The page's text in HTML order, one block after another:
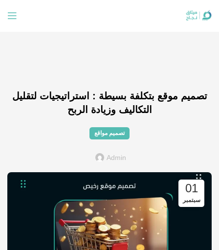
تصميم مواقع
تصميم موقع بتكلفة بسيطة : استراتيجيات لتقليل
التكاليف وزيادة الربح
Admin
01
سبتمبر